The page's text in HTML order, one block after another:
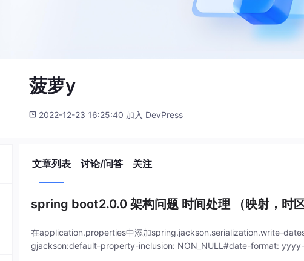
菠萝y
2022-12-23 16:25:40 加入 DevPress
文章列表 讨论/问答 关注
spring boot2.0.0 架构问题 时间处理 （映射，时区
在application.properties中添加spring.jackson.serialization.write-
gjackson:default-property-inclusion: NON_NULL#date-format: